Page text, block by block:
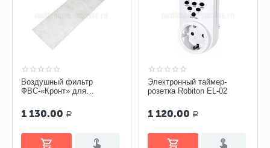
Воздушный фильтр
ФВС-«Кронт» для
Дезар
1 130.00 Р
Электронный таймер-
розетка Robiton EL-02
1 120.00 Р